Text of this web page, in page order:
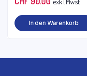
In den Warenkorb